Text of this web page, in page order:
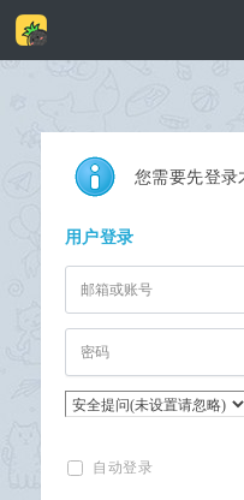
您需要先登录
用户登录
自动登录